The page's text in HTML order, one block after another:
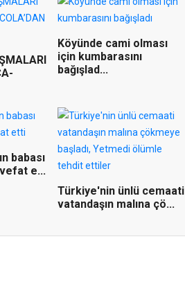
Köyünde cami olması
için kumbarasını
bağışlad...
babası
e...
Türkiye'nin ünlü cemaati
vatandaşın malına çö...